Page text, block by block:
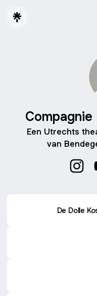
Compagnie
Een Utrechts
van
De Dolle